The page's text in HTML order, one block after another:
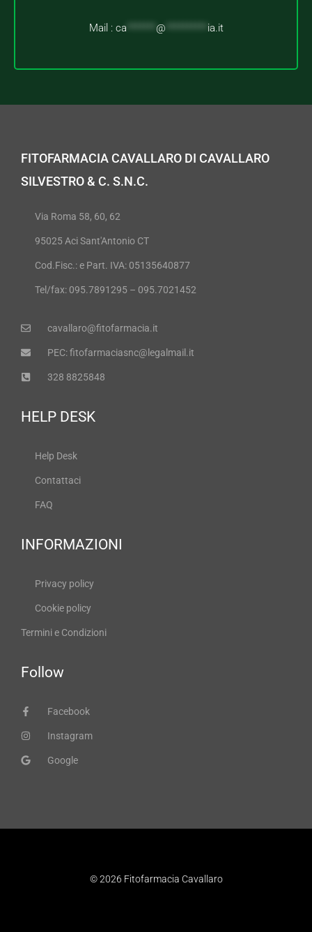
Mail : ca @ ia.it
FITOFARMACIA CAVALLARO DI CAVALLARO
SILVESTRO & C. S.N.C.
Via Roma 58, 60, 62
95025 Aci Sant'Antonio CT
Cod.Fisc.: e Part. IVA: 05135640877
Tel/fax: 095.7891295 – 095.7021452
cavallaro@fitofarmacia.it
PEC: fitofarmaciasnc@legalmail.it
328 8825848
HELP DESK
Help Desk
Contattaci
FAQ
INFORMAZIONI
Privacy policy
Cookie policy
Termini e Condizioni
Follow
Facebook
Instagram
Google
© 2026 Fitofarmacia Cavallaro